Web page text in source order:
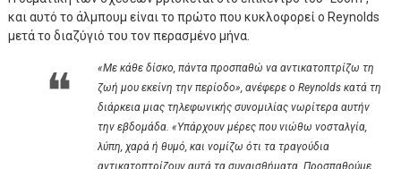
και αυτό το άλμπουμ είναι το πρώτο που κυκλοφορεί ο Reynolds
μετά το διαζύγιό του τον περασμένο μήνα.
«Με κάθε δίσκο, πάντα προσπαθώ να αντικατοπτρίζω τη
ζωή μου εκείνη την περίοδο», ανέφερε ο Reynolds κατά τη
διάρκεια μιας τηλεφωνικής συνομιλίας νωρίτερα αυτήν
την εβδομάδα. «Υπάρχουν μέρες που νιώθω νοσταλγία,
λύπη, χαρά ή θυμό, και νομίζω ότι τα τραγούδια
αντικατοπτρίζουν αυτά τα συναισθήματα. Προσπαθούμε